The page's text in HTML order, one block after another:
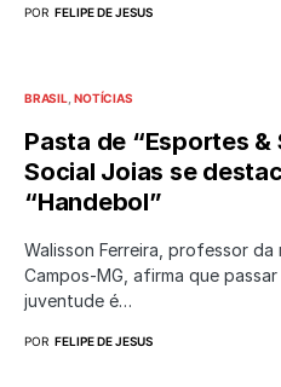
POR FELIPE DE JESUS
BRASIL NOTÍCIAS
Pasta de “Esportes
Social Joias se
“Handebol”
Walisson Ferreira, professor da
Campos-MG, afirma que
juventude é…
POR FELIPE DE JESUS